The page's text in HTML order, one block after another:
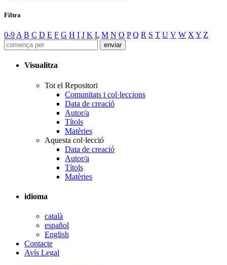
Filtra
0-9 A B C D E F G H I J K L M N O P Q R S T U V W X Y Z
Visualitza
Tot el Repositori
Comunitats i col·leccions
Data de creació
Autor/a
Títols
Matèries
Aquesta col·lecció
Data de creació
Autor/a
Títols
Matèries
idioma
català
español
English
Contacte
Avís Legal